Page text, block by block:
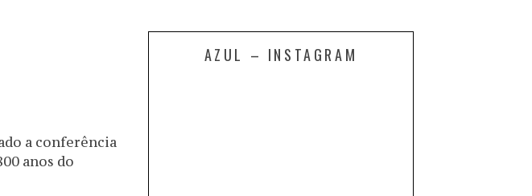
a conferência
anos do
AZUL – INSTAGRAM